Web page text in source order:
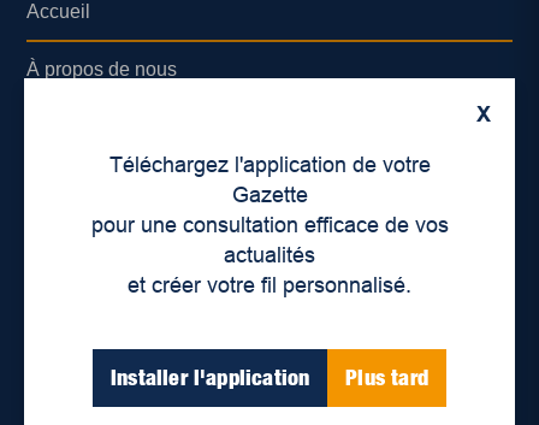
X
Téléchargez l'application de votre
Gazette
pour une consultation efficace de vos
actualités
et créer votre fil personnalisé.
Installer l'application Plus tard
Accueil
À propos de nous
Lieux de distribution